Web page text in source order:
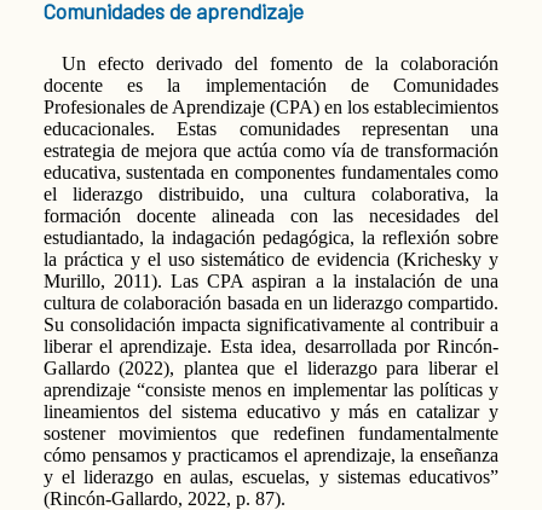
Comunidades de aprendizaje
Un efecto derivado del fomento de la colaboración
docente es la implementación de Comunidades
Profesionales de Aprendizaje (CPA) en los establecimientos
educacionales. Estas comunidades representan una
estrategia de mejora que actúa como vía de transformación
educativa, sustentada en componentes fundamentales como
el liderazgo distribuido, una cultura colaborativa, la
formación docente alineada con las necesidades del
estudiantado, la indagación pedagógica, la reflexión sobre
la práctica y el uso sistemático de evidencia (Krichesky y
Murillo, 2011). Las CPA aspiran a la instalación de una
cultura de colaboración basada en un liderazgo compartido.
Su consolidación impacta significativamente al contribuir a
liberar el aprendizaje. Esta idea, desarrollada por Rincón-
Gallardo (2022), plantea que el liderazgo para liberar el
aprendizaje “consiste menos en implementar las políticas y
lineamientos del sistema educativo y más en catalizar y
sostener movimientos que redefinen fundamentalmente
cómo pensamos y practicamos el aprendizaje, la enseñanza
y el liderazgo en aulas, escuelas, y sistemas educativos”
(Rincón-Gallardo, 2022, p. 87).